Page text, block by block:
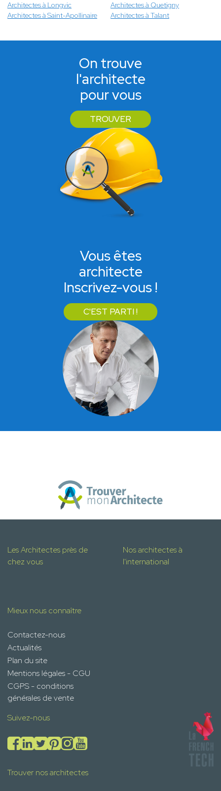
Architectes à Longvic
Architectes à Quetigny
Architectes à Saint-Apollinaire
Architectes à Talant
On trouve
l'architecte
pour vous
TROUVER
Vous êtes
architecte
Inscrivez-vous !
C'EST PARTI !
Les Architectes près de
chez vous
Nos architectes à
l'international
Mieux nous connaître
Contactez-nous
Actualités
Plan du site
Mentions légales - CGU
CGPS - conditions
générales de vente
Suivez-nous
Trouver nos architectes